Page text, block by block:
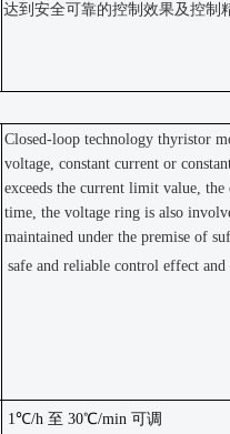
达到安全可靠的控制效果及控制
Closed-loop technology thyristor
voltage, constant current or
exceeds the current limit value,
time, the voltage ring is also
maintained under the premise of
safe and reliable control effect and
1℃/h 至 30℃/min 可调